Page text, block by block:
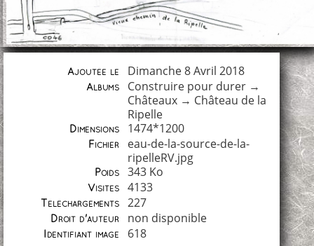
Ajoutée le Dimanche 8 Avril 2018
Albums Construire pour durer→
Châteaux→ Château de la
Ripelle
Dimensions 1474*1200
Fichier
eau-de-la-source-de-la-
ripelleRV.jpg
Poids 343 Ko
Visites 4133
Téléchargements 227
Droit d'auteur non disponible
Identifiant image 618